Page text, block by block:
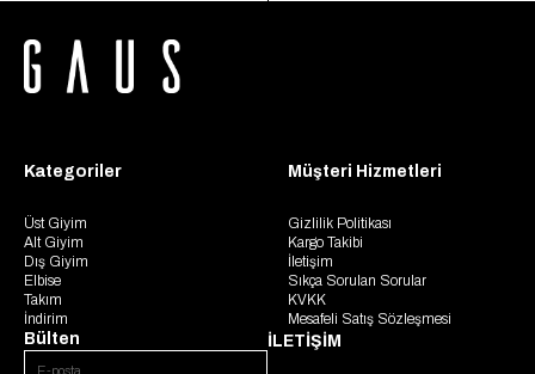
Kategoriler
Üst Giyim
Alt Giyim
Dış Giyim
Elbise
Takım
İndirim
Müşteri Hizmetleri
Gizlilik Politikası
Kargo Takibi
İletişim
Sıkça Sorulan Sorular
KVKK
Mesafeli Satış Sözleşmesi
Bülten İLETİŞİM